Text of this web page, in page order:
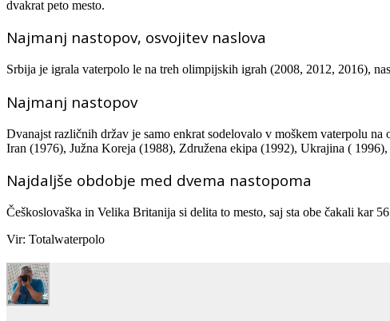
dvakrat peto mesto.
Najmanj nastopov, osvojitev naslova
Srbija je igrala vaterpolo le na treh olimpijskih igrah (2008, 2012, 2016),
Najmanj nastopov
Dvanajst različnih držav je samo enkrat sodelovalo v moškem vaterpolu
Iran (1976), Južna Koreja (1988), Združena ekipa (1992), Ukrajina (
Najdaljše obdobje med dvema nastopoma
Češkoslovaška in Velika Britanija si delita to mesto, saj sta obe čakali kar
Vir: Totalwaterpolo